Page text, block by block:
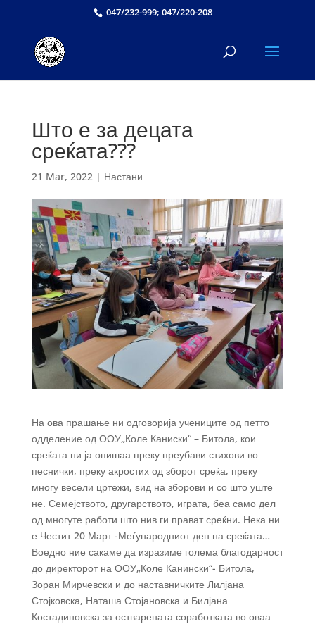
047/232-999; 047/220-208
Што е за децата
среќата???
21 Mar, 2022| Настани
На ова прашање ни одговорија учениците од петто
одделение од ООУ„Коле Каниски“ – Битола, кои
среќата ни ја опишаа преку преубави стихови во
песнички, преку акростих од зборот среќа, преку
многу весели цртежи, ѕид на зборови и со што уште
не. Семејството, другарството, играта, беа само дел
од многуте работи што нив ги прават среќни. Нека ни
е Честит 20 Март -Меѓународниот ден на среќата…
Воедно ние сакаме да изразиме голема благодарност
до директорот на ООУ„Коле Канински“- Битола,
Зоран Мирчевски и до наставничките Лилјана
Стојковска, Наташа Стојановска и Билјана
Костадиновска за остварената соработката во оваа